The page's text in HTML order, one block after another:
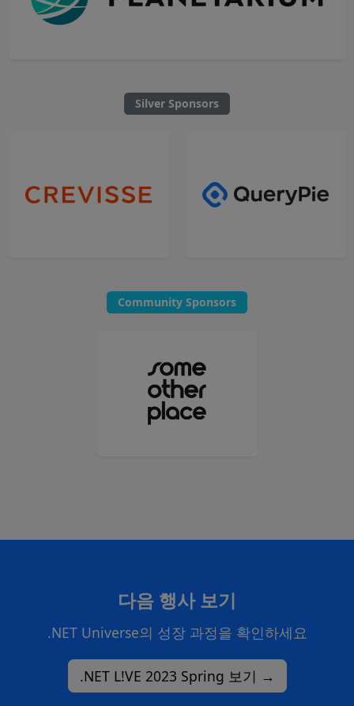
Silver Sponsors
Community Sponsors
다음 행사 보기
.NET Universe의 성장 과정을 확인하세요
.NET L!VE 2023 Spring 보기 →